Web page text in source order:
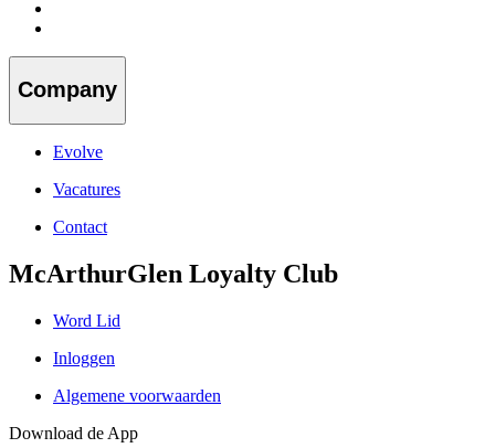
Company
Evolve
Vacatures
Contact
McArthurGlen Loyalty Club
Word Lid
Inloggen
Algemene voorwaarden
Download de App